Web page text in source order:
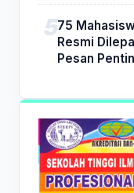
75
Resmi
Pesan